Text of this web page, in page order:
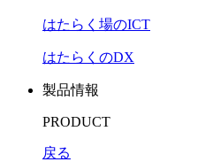
はたらく場のICT
はたらくのDX
製品情報
PRODUCT
戻る